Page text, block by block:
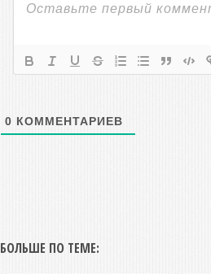
0 КОММЕНТАРИЕВ
БОЛЬШЕ ПО ТЕМЕ: